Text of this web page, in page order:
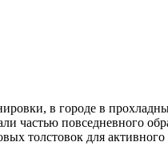
в городе в
частью повседневного
толстовок для активного